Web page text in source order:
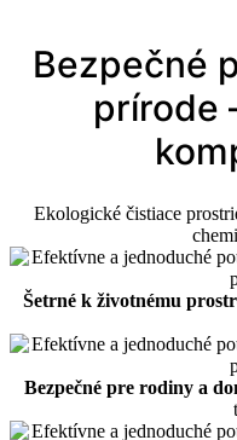
Bezpečné
prírode
Ekologické čistiace
Šetrné k životnému
Bezpečné pre rodiny a